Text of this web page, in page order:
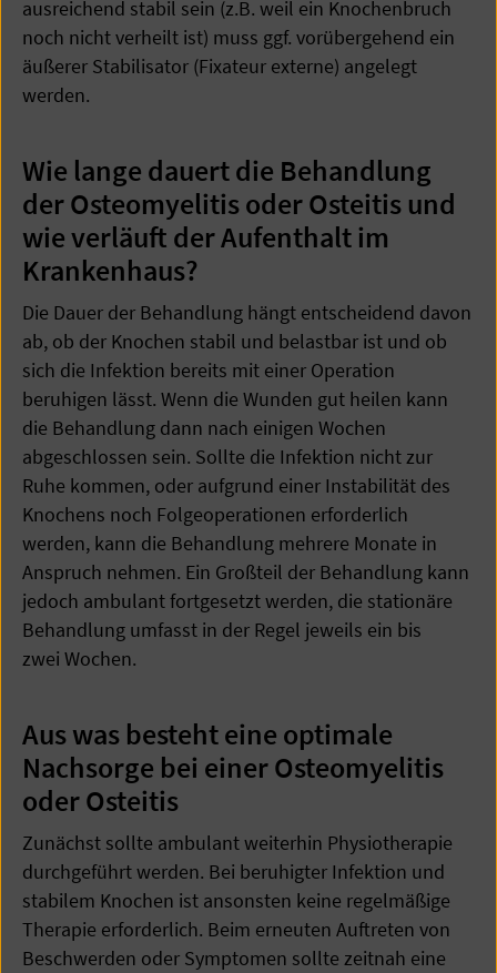
ausreichend stabil sein (z.B. weil ein Knochenbruch
noch nicht verheilt ist) muss ggf. vorübergehend ein
äußerer Stabilisator (Fixateur externe) angelegt
werden.
Wie lange dauert die Behandlung
der Osteomyelitis oder Osteitis und
wie verläuft der Aufenthalt im
Krankenhaus?
Die Dauer der Behandlung hängt entscheidend davon
ab, ob der Knochen stabil und belastbar ist und ob
sich die Infektion bereits mit einer Operation
beruhigen lässt. Wenn die Wunden gut heilen kann
die Behandlung dann nach einigen Wochen
abgeschlossen sein. Sollte die Infektion nicht zur
Ruhe kommen, oder aufgrund einer Instabilität des
Knochens noch Folgeoperationen erforderlich
werden, kann die Behandlung mehrere Monate in
Anspruch nehmen. Ein Großteil der Behandlung kann
jedoch ambulant fortgesetzt werden, die stationäre
Behandlung umfasst in der Regel jeweils ein bis
zwei Wochen.
Aus was besteht eine optimale
Nachsorge bei einer Osteomyelitis
oder Osteitis
Zunächst sollte ambulant weiterhin Physiotherapie
durchgeführt werden. Bei beruhigter Infektion und
stabilem Knochen ist ansonsten keine regelmäßige
Therapie erforderlich. Beim erneuten Auftreten von
Beschwerden oder Symptomen sollte zeitnah eine